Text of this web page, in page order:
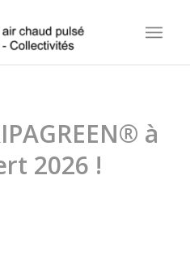
à
2026 !